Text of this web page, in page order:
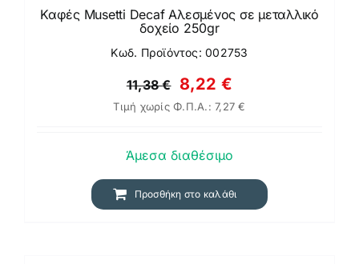
Καφές Musetti Decaf Αλεσμένος σε μεταλλικό
δοχείο 250gr
Κωδ. Προϊόντος: 002753
11,38€ Original
price
11,38 €.
8,22 €
τρέχουσα
είναι:
8,22 €.
Τιμή χωρίς Φ.Π.Α.:7,27€
Άμεσα διαθέσιμο
Προσθήκη στο καλάθι